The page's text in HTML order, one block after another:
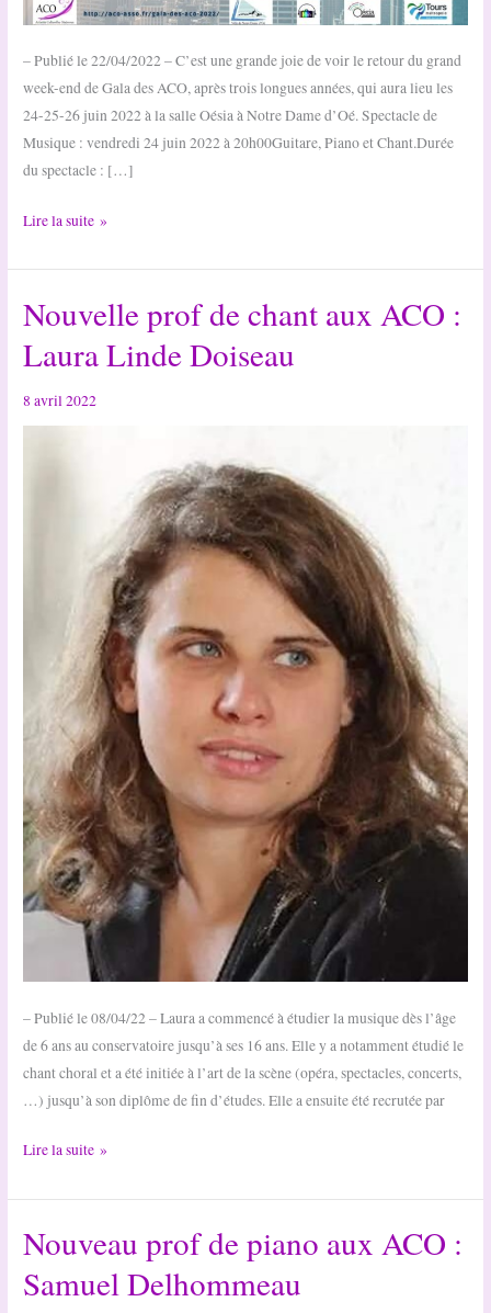
– Publié le 22/04/2022 – C’est une grande joie de voir le retour du grand
week-end de Gala des ACO, après trois longues années, qui aura lieu les
24-25-26 juin 2022 à la salle Oésia à Notre Dame d’Oé. Spectacle de
Musique : vendredi 24 juin 2022 à 20h00Guitare, Piano et Chant.Durée
du spectacle : […]
Gala
des
ACO
2022
billetterie
Lire la suite »
Nouvelle prof de chant aux ACO :
Laura Linde Doiseau
8 avril 2022
– Publié le 08/04/22 – Laura a commencé à étudier la musique dès l’âge
de 6 ans au conservatoire jusqu’à ses 16 ans. Elle y a notamment étudié le
chant choral et a été initiée à l’art de la scène (opéra, spectacles, concerts,
…) jusqu’à son diplôme de fin d’études. Elle a ensuite été recrutée par
Nouvelle
de
chant
aux
ACO
Lire la suite »
Nouveau prof de piano aux ACO :
Samuel Delhommeau